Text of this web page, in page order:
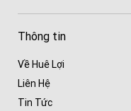
Thông tin
Về Huê Lợi
Liên Hệ
Tin Tức